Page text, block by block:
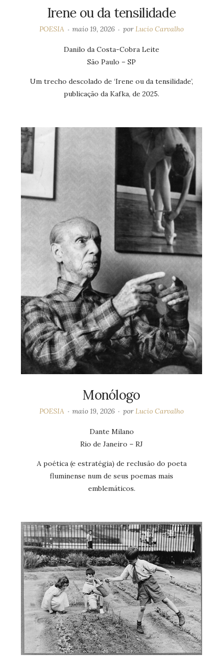
Irene ou da tensilidade
POESIA maio 19, 2026 porLucio Carvalho
Danilo da Costa-Cobra Leite
São Paulo – SP
Um trecho descolado de ‘Irene ou da tensilidade’,
publicação da Kafka, de 2025.
Monólogo
POESIA maio 19, 2026 porLucio Carvalho
Dante Milano
Rio de Janeiro – RJ
A poética (e estratégia) de reclusão do poeta
fluminense num de seus poemas mais
emblemáticos.